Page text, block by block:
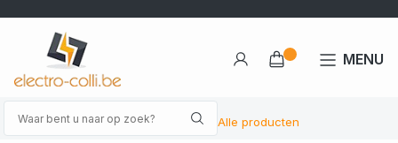
Alle producten
MENU